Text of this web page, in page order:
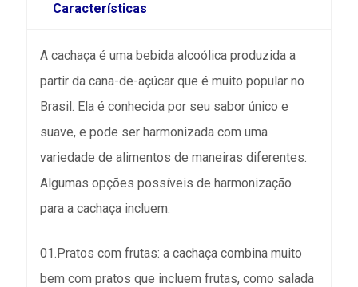
Características
A cachaça é uma bebida alcoólica produzida a
partir da cana-de-açúcar que é muito popular no
Brasil. Ela é conhecida por seu sabor único e
suave, e pode ser harmonizada com uma
variedade de alimentos de maneiras diferentes.
Algumas opções possíveis de harmonização
para a cachaça incluem:
01.Pratos com frutas: a cachaça combina muito
bem com pratos que incluem frutas, como salada